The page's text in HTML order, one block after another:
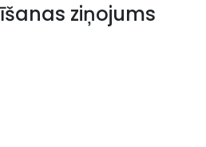
ziņojums